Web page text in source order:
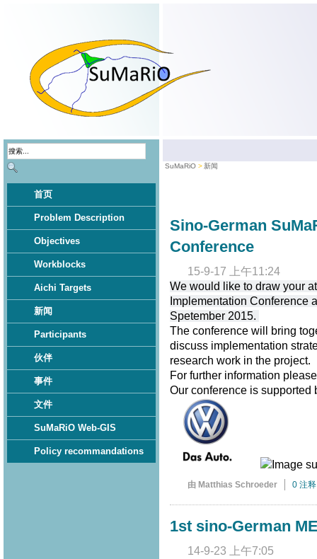
首页
Problem Description
Objectives
Workblocks
Aichi Targets
新闻
Participants
伙伴
事件
文件
SuMaRiO Web-GIS
Policy recommandations
SuMaRiO 新闻
Sino-German
Conference
15-9-17 上午11:24
We would like to draw your
Implementation Conference
Spetember 2015.
The conference will bring
discuss implementation
research work in the project.
For further information
Our conference is
由 Matthias Schroeder 0 注释
1st sino-German
14-9-23 上午7:05